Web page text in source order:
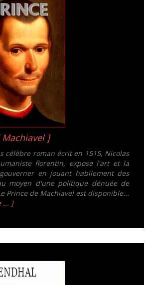
]
célèbre roman écrit en 1515, Nicolas
florentin, expose l'art et la
en jouant habilement des
moyen d'une politique dénuée de
Prince de Machiavel est disponible...
... ]